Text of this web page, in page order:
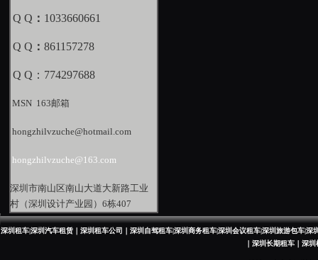
Q Q ： 1033660661
Q Q ：861157278
Q Q：774297688
MSN 163邮箱
hongzhilvzuche@hotmail.com
hongzhilvzuche@163.com
深圳市南山区南山大道大新路工业
村（深圳设计产业园）6栋407
深圳租车|深圳汽车租赁｜深圳租车公司｜深圳自驾租车|深圳商务租车|深圳会议租车|深圳旅游包车|
｜深圳长期租车｜深